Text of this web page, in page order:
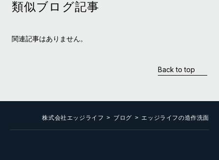
類似ブログ記事
関連記事はありません。
Back to top
株式会社エッジライフ ブログ エッジライフの造作洗面